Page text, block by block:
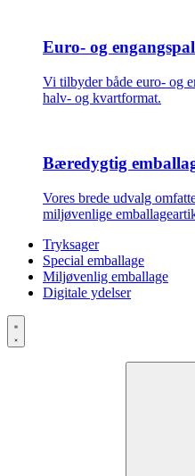
Euro- og
Vi tilbyder både euro- og
halv- og kvartformat.
Bæredygtig
Vores brede udvalg
miljøvenlige
Tryksager
Special emballage
Miljøvenlig emballage
Digitale ydelser